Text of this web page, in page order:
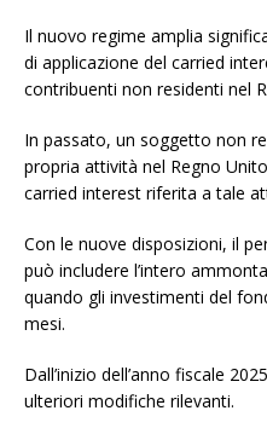
Il nuovo regime amplia
di applicazione del carried
contribuenti non residenti nel
In passato, un soggetto non
propria attività nel Regno
carried interest riferita a tale
Con le nuove disposizioni, il
può includere l’intero
quando gli investimenti del
mesi.
Dall’inizio dell’anno fiscale
ulteriori modifiche rilevanti.